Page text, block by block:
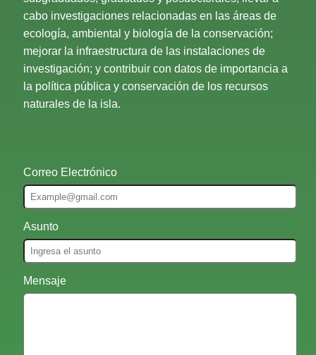
cabo investigaciones relacionadas en las áreas de
ecología, ambiental y biología de la conservación;
mejorar la infraestructura de las instalaciones de
investigación; y contribuir con datos de importancia a
la política pública y conservación de los recursos
naturales de la isla.
Correo Electrónico
Asunto
Mensaje